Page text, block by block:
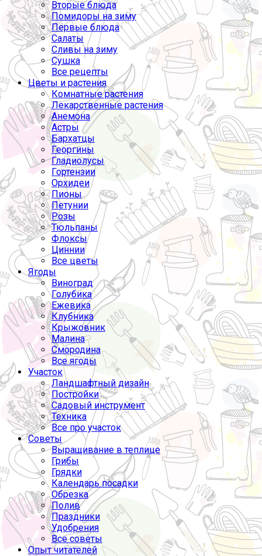
Вторые блюда
Помидоры на зиму
Первые блюда
Салаты
Сливы на зиму
Сушка
Все рецепты
Цветы и растения
Комнатные растения
Лекарственные растения
Анемона
Астры
Бархатцы
Георгины
Гладиолусы
Гортензии
Орхидеи
Пионы
Петунии
Розы
Тюльпаны
Флоксы
Циннии
Все цветы
Ягоды
Виноград
Голубика
Ежевика
Клубника
Крыжовник
Малина
Смородина
Все ягоды
Участок
Ландшафтный дизайн
Постройки
Садовый инструмент
Техника
Все про участок
Советы
Выращивание в теплице
Грибы
Грядки
Календарь посадки
Обрезка
Полив
Праздники
Удобрения
Все советы
Опыт читателей